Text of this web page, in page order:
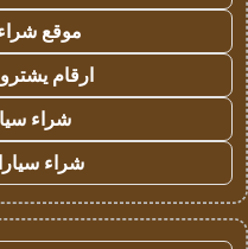
موقع
ارقام
شراء
شراء